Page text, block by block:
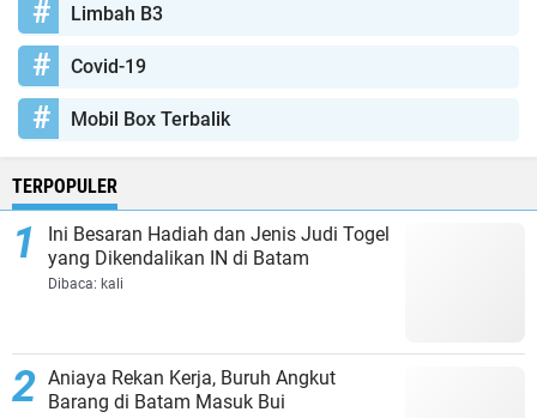
Limbah B3
Covid-19
Mobil Box Terbalik
TERPOPULER
Ini Besaran Hadiah dan Jenis Judi Togel
yang Dikendalikan IN di Batam
Dibaca: kali
Aniaya Rekan Kerja, Buruh Angkut
Barang di Batam Masuk Bui